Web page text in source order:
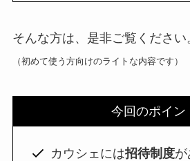
そんな方は、是非ご覧ください
（初めて使う方向けのライトな内容です）
今回のポイン
カウシェには招待制度が